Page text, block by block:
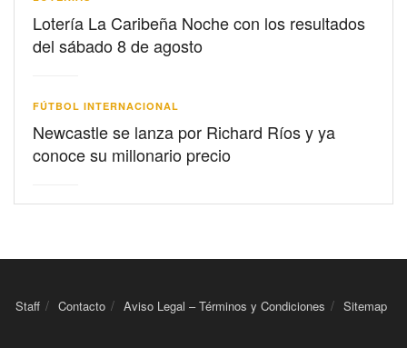
Lotería La Caribeña Noche con los resultados
del sábado 8 de agosto
FÚTBOL INTERNACIONAL
Newcastle se lanza por Richard Ríos y ya
conoce su millonario precio
Staff Contacto Aviso Legal – Términos y Condiciones Sitemap